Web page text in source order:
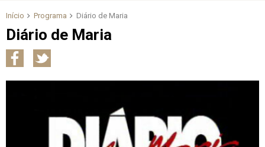
Início Programa Diário de Maria
Diário de Maria